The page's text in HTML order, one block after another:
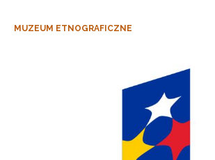
MUZEUM ETNOGRAFICZNE